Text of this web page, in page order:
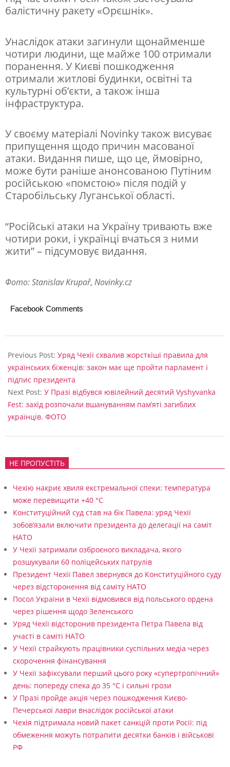
н
г
о
з
н
а
б
і
л
ь
и
х
у
р
в
п
о
К
и
є
в
у
балістичну ракету «Орєшнік».
Унаслідок атаки загинули щонайменше
чотири людини, ще майже 100 отримали
поранення. У Києві пошкодження
отримали житлові будинки, освітні та
культурні об’єкти, а також інша
інфраструктура.
У своєму матеріалі Novinky також висуває
припущення щодо причин масованої
атаки. Видання пише, що це, ймовірно,
може бути раніше анонсованою Путіним
російською «помстою» після подій у
Старобільську Луганської області.
“Російські атаки на Україну тривають вже
чотири роки, і українці вчаться з ними
жити” – підсумовує видання.
Фото: Stanislav Krupař, Novinky.cz
Facebook Comments
05-
25
Previous Post: Уряд Чехії схвалив жорсткіші правила для
українських біженців: закон має ще пройти парламент і
підпис президента
Next Post: У Празі відбувся ювілейний десятий Vyshyvanka
Fest: захід розпочали вшануванням пам’яті загиблих
українців. ФОТО
НЕ ПРОПУСТІТЬ
Чехію накриє хвиля екстремальної спеки: температура
може перевищити +40 °C
Конституційний суд став на бік Павела: уряд Чехії
зобов’язали включити президента до делегації на саміт
НАТО
У Чехії затримали озброєного викладача, якого
розшукували 60 поліцейських патрулів
Президент Чехії Павел звернувся до Конституційного суду
через відсторонення від саміту НАТО
Посол України в Чехії відмовився від польського ордена
через рішення щодо Зеленського
Уряд Чехії відсторонив президента Петра Павела від
участі в саміті НАТО
У Чехії страйкують працівники суспільних медіа через
скорочення фінансування
У Чехії зафіксували перший цього року «супертропічний»
день: попереду спека до 35 °C і сильні грози
У Празі пройде акція через пошкодження Києво-
Печерської лаври внаслідок російської атаки
Чехія підтримала новий пакет санкцій проти Росії: під
обмеження можуть потрапити десятки банків і військові
РФ